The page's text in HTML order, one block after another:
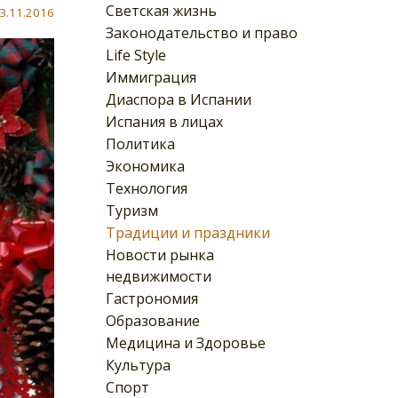
Светская жизнь
Законодательство и право
Life Style
Иммиграция
Диаспора в Испании
Испания в лицах
Политика
Экономика
Технология
Туризм
Традиции и праздники
Новости рынка
недвижимости
Гастрономия
Образование
Медицина и Здоровье
Культура
Спорт